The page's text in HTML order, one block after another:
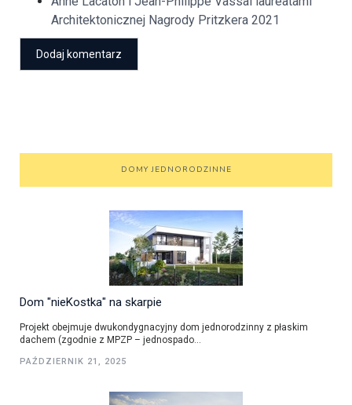
Architektonicznej Nagrody Pritzkera 2021
DOMY JEDNORODZINNE
Dom "nieKostka" na skarpie
Projekt obejmuje dwukondygnacyjny dom jednorodzinny z płaskim
dachem (zgodnie z MPZP – jednospado...
PAŹDZIERNIK 21, 2025